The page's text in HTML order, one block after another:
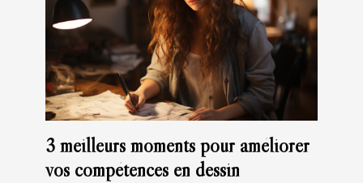
3 meilleurs moments pour améliorer
vos compétences en dessin